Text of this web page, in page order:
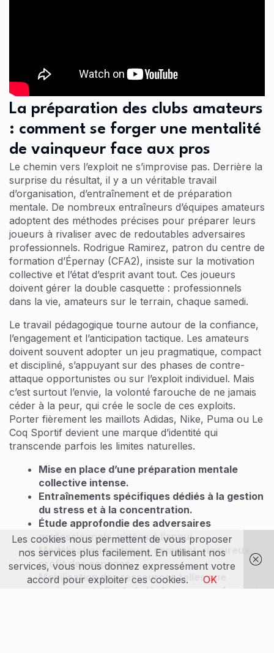
La préparation des clubs amateurs
: comment se forger une mentalité
de vainqueur face aux pros
Le chemin vers l’exploit ne s’improvise pas. Derrière la
surprise du résultat, il y a un véritable travail
d’organisation, d’entraînement et de préparation
mentale. De nombreux entraîneurs d’équipes amateurs
adoptent des méthodes précises pour préparer leurs
joueurs à rivaliser avec de redoutables adversaires
professionnels. Rodrigue Ramirez, patron du centre de
formation d’Épernay (CFA2), insiste sur la motivation
collective et l’état d’esprit avant tout. Ces joueurs
doivent gérer la double casquette : professionnels
dans la vie, amateurs sur le terrain, chaque samedi.
Le travail pédagogique tourne autour de la confiance,
l’engagement et l’anticipation tactique. Les amateurs
doivent souvent adopter un jeu pragmatique, compact
et discipliné, s’appuyant sur des phases de contre-
attaque opportunistes ou sur l’exploit individuel. Mais
c’est surtout l’envie, la volonté farouche de ne jamais
céder à la peur, qui crée le socle de ces exploits.
Porter fièrement les maillots Adidas, Nike, Puma ou Le
Coq Sportif devient une marque d’identité qui
transcende parfois les limites naturelles.
Mise en place d’une préparation mentale
collective intense.
Entraînements spécifiques dédiés à la gestion
du stress et à la concentration.
Étude approfondie des adversaires
professionnels, vidéos à l’appui.
Modélisation tactique : compact, rigoureux,
profit des espaces.
Mobilisation des ressources telles que
équipements Reebok, Umbro pour renforcer le
Les cookies nous permettent de vous proposer
nos services plus facilement. En utilisant nos
services, vous nous donnez expressément votre
accord pour exploiter ces cookies.
OK